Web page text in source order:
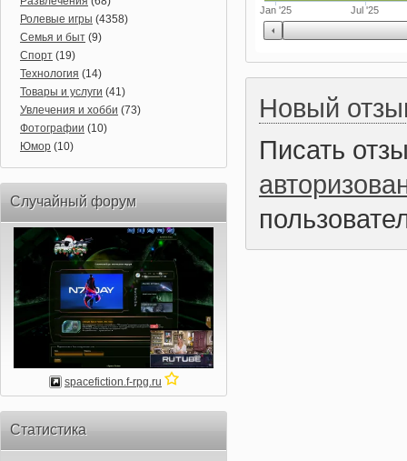
Ролевые игры (4358)
Семья и быт (9)
Спорт (19)
Технология (14)
Товары и услуги (41)
Увлечения и хобби (73)
Фотографии (10)
Юмор (10)
Случайный форум
spacefiction.f-rpg.ru
Статистика
Jan '25 Jul '25
Новый
Писать